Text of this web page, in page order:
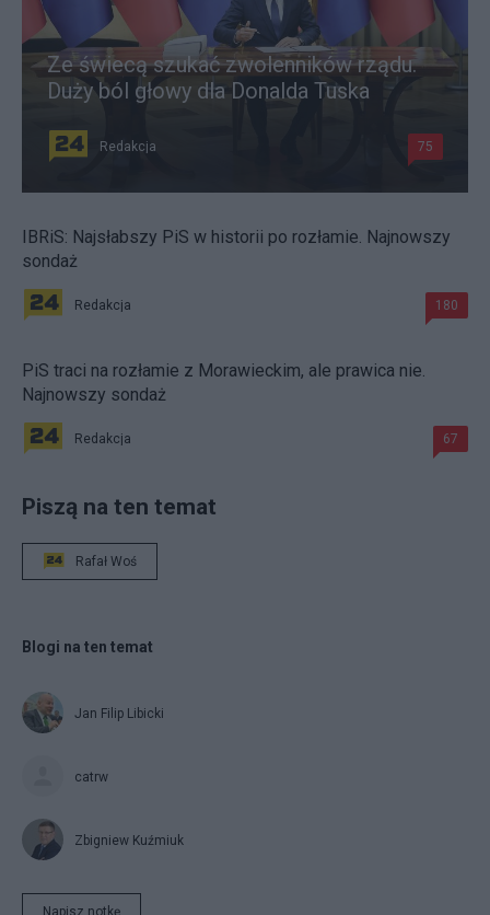
Ze świecą szukać zwolenników rządu.
Duży ból głowy dla Donalda Tuska
Redakcja 75
IBRiS: Najsłabszy PiS w historii po rozłamie. Najnowszy
sondaż
Redakcja 180
PiS traci na rozłamie z Morawieckim, ale prawica nie.
Najnowszy sondaż
Redakcja 67
Piszą na ten temat
Rafał Woś
Blogi na ten temat
Jan Filip Libicki
catrw
Zbigniew Kuźmiuk
Napisz notkę